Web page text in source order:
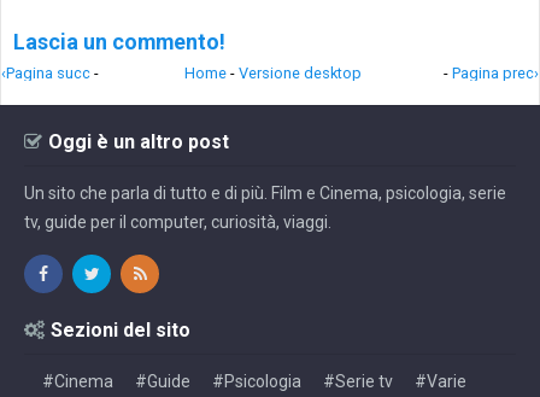
Lascia un commento!
‹Pagina succ - - Pagina prec›
Home - Versione desktop
Oggi è un altro post
Un sito che parla di tutto e di più. Film e Cinema, psicologia, serie
tv, guide per il computer, curiosità, viaggi.
Sezioni del sito
#Cinema #Guide #Psicologia #Serie tv
#Varie